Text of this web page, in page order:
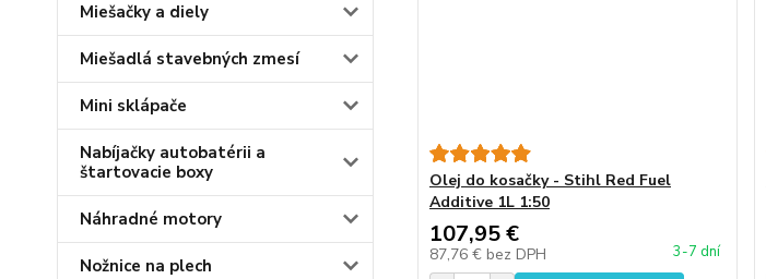
Miešačky a diely
Miešadlá stavebných zmesí
Mini sklápače
Nabíjačky autobatérii a
štartovacie boxy
Náhradné motory
Nožnice na plech
Olej do kosačky - Stihl Red Fuel
Additive 1L 1:50
107,95 €
87,76 € bez DPH 3-7 dní